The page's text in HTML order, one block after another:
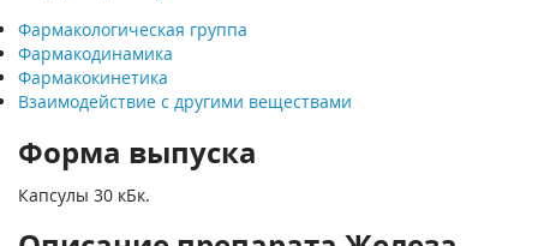
Фармакологическая группа
Фармакодинамика
Фармакокинетика
Взаимодействие с другими веществами
Форма выпуска
Капсулы 30 кБк.